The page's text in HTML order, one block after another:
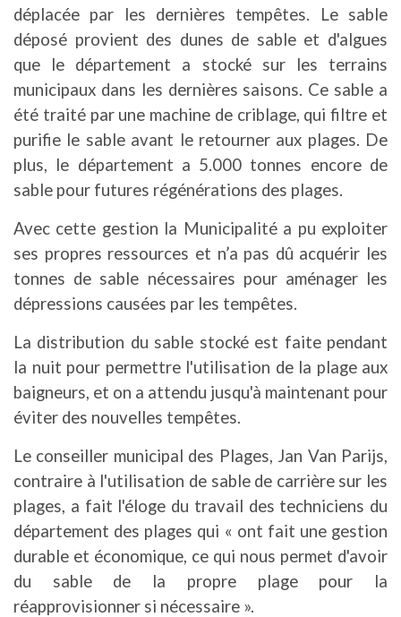
déplacée par les dernières tempêtes. Le sable
déposé provient des dunes de sable et d'algues
que le département a stocké sur les terrains
municipaux dans les dernières saisons. Ce sable a
été traité par une machine de criblage, qui filtre et
purifie le sable avant le retourner aux plages. De
plus, le département a 5.000 tonnes encore de
sable pour futures régénérations des plages.
Avec cette gestion la Municipalité a pu exploiter
ses propres ressources et n’a pas dû acquérir les
tonnes de sable nécessaires pour aménager les
dépressions causées par les tempêtes.
La distribution du sable stocké est faite pendant
la nuit pour permettre l'utilisation de la plage aux
baigneurs, et on a attendu jusqu'à maintenant pour
éviter des nouvelles tempêtes.
Le conseiller municipal des Plages, Jan Van Parijs,
contraire à l'utilisation de sable de carrière sur les
plages, a fait l'éloge du travail des techniciens du
département des plages qui « ont fait une gestion
durable et économique, ce qui nous permet d'avoir
du sable de la propre plage pour la
réapprovisionner si nécessaire ».